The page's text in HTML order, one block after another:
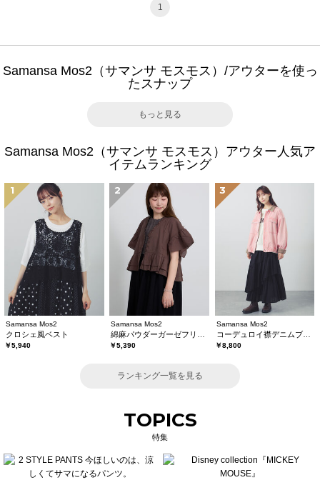
1
Samansa Mos2（サマンサ モスモス）/アウターを使っ
たスナップ
もっと見る
Samansa Mos2（サマンサ モスモス）アウター人気ア
イテムランキング
1
Samansa Mos2
クロシェ風ベスト
￥5,940
2
Samansa Mos2
￥5,390
3
Samansa Mos2
コーデュロイ襟デニムブルゾン
￥8,800
ランキング一覧を見る
TOPICS
特集